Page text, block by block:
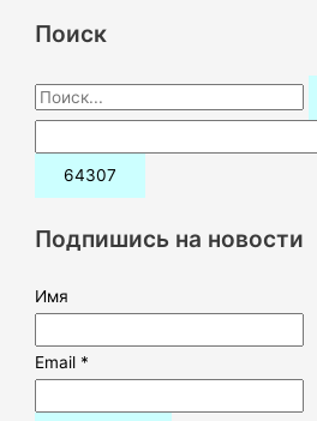
Поиск
П
о
и
:Подпишись на новости
Имя
Email *